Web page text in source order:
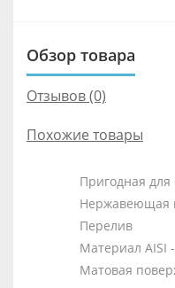
Обзор товара
Отзывов (0)
Похожие товары
Пригодная
Нержавеющая
Перелив
Материал AISI
Матовая